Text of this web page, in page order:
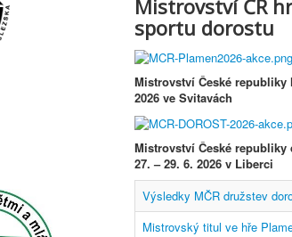
Mistrovství ČR
sportu dorostu
Mistrovství České republiky
2026 ve Svitavách
Mistrovství České
27. – 29. 6. 2026 v Liberci
Výsledky MČR družstev
Mistrovský titul ve hře